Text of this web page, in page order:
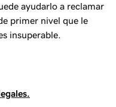
ayudarlo a reclamar
primer nivel que le
insuperable.